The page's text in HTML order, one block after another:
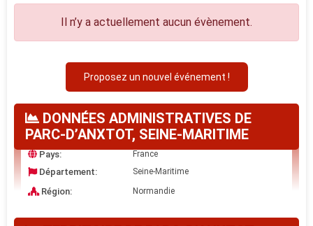
Il n’y a actuellement aucun évènement.
Proposez un nouvel événement !
DONNÉES ADMINISTRATIVES DE
PARC-D’ANXTOT, SEINE-MARITIME
Pays: France
Département: Seine-Maritime
Région: Normandie